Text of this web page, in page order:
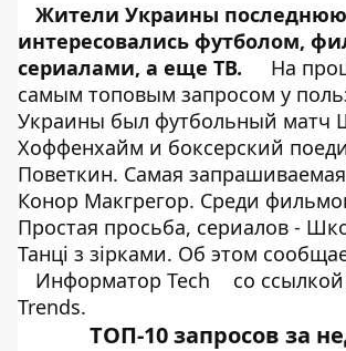
Жители Украины
интересовались футболом,
сериалами, а еще ТВ.
На
самым топовым запросом у
Украины был футбольный матч
Хоффенхайм и боксерский
Поветкин. Самая
Конор Макгрегор. Среди
Простая просьба, сериалов -
Танці з зірками. Об этом
Информатор Tech
со
Trends.
ТОП-10 запросов за